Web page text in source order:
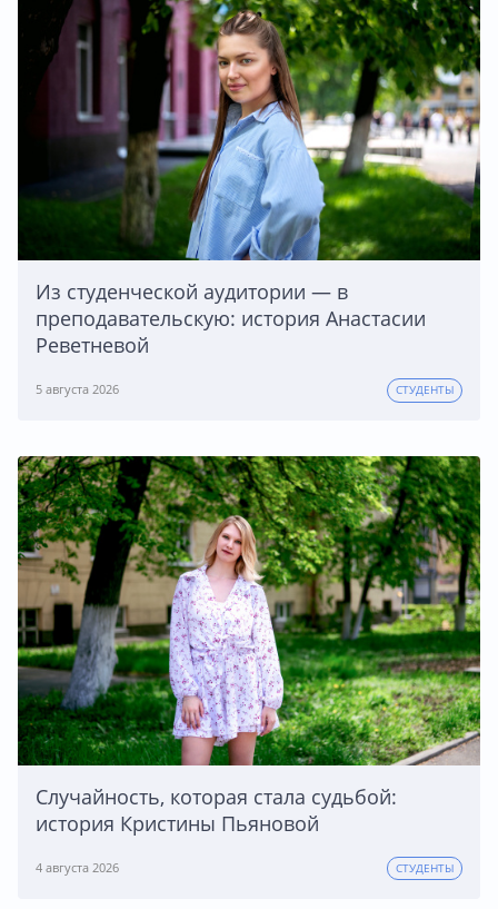
Из студенческой аудитории — в
преподавательскую: история Анастасии
Реветневой
5 августа 2026 СТУДЕНТЫ
Случайность, которая стала судьбой:
история Кристины Пьяновой
4 августа 2026 СТУДЕНТЫ